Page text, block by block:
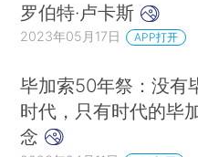
罗伯特·卢卡斯
2023年05月17日 APP打开
毕加索50年祭：没有
时代，只有时代的毕
念